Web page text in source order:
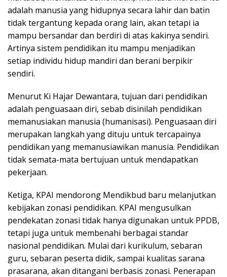
adalah manusia yang hidupnya secara lahir dan batin
tidak tergantung kepada orang lain, akan tetapi ia
mampu bersandar dan berdiri di atas kakinya sendiri.
Artinya sistem pendidikan itu mampu menjadikan
setiap individu hidup mandiri dan berani berpikir
sendiri.
Menurut Ki Hajar Dewantara, tujuan dari pendidikan
adalah penguasaan diri, sebab disinilah pendidikan
memanusiakan manusia (humanisasi). Penguasaan diri
merupakan langkah yang dituju untuk tercapainya
pendidikan yang memanusiawikan manusia. Pendidikan
tidak semata-mata bertujuan untuk mendapatkan
pekerjaan.
Ketiga, KPAI mendorong Mendikbud baru melanjutkan
kebijakan zonasi pendidikan. KPAI mengusulkan
pendekatan zonasi tidak hanya digunakan untuk PPDB,
tetapi juga untuk membenahi berbagai standar
nasional pendidikan. Mulai dari kurikulum, sebaran
guru, sebaran peserta didik, sampai kualitas sarana
prasarana, akan ditangani berbasis zonasi. Penerapan